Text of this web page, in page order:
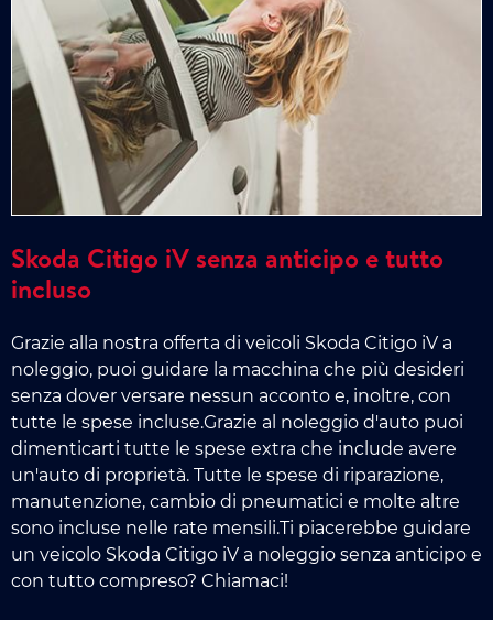
Skoda Citigo iV senza anticipo e tutto
incluso
Grazie alla nostra offerta di veicoli Skoda Citigo iV a
noleggio, puoi guidare la macchina che più desideri
senza dover versare nessun acconto e, inoltre, con
tutte le spese incluse.Grazie al noleggio d'auto puoi
dimenticarti tutte le spese extra che include avere
un'auto di proprietà. Tutte le spese di riparazione,
manutenzione, cambio di pneumatici e molte altre
sono incluse nelle rate mensili.Ti piacerebbe guidare
un veicolo Skoda Citigo iV a noleggio senza anticipo e
con tutto compreso? Chiamaci!